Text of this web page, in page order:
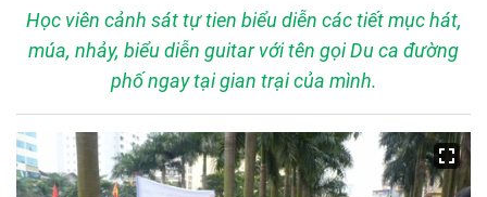
Học viên cảnh sát tự tien biểu diễn các tiết mục hát,
múa, nhảy, biểu diễn guitar với tên gọi Du ca đường
phố ngay tại gian trại của mình.